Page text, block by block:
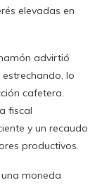
elevadas en
advirtió
lo
cafetera.
fiscal
y un recaudo
productivos.
moneda